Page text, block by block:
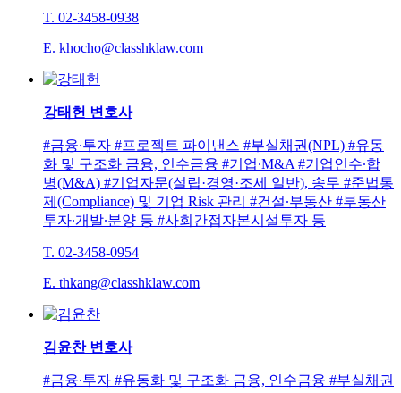
T. 02-3458-0938
E. khocho@classhklaw.com
강태헌 변호사
#금융∙투자 #프로젝트 파이낸스 #부실채권(NPL) #유동
화 및 구조화 금융, 인수금융 #기업∙M&A #기업인수∙합
병(M&A) #기업자문(설립·경영·조세 일반), 송무 #준법통
제(Compliance) 및 기업 Risk 관리 #건설∙부동산 #부동산
투자∙개발∙분양 등 #사회간접자본시설투자 등
T. 02-3458-0954
E. thkang@classhklaw.com
김윤찬 변호사
#금융∙투자 #유동화 및 구조화 금융, 인수금융 #부실채권